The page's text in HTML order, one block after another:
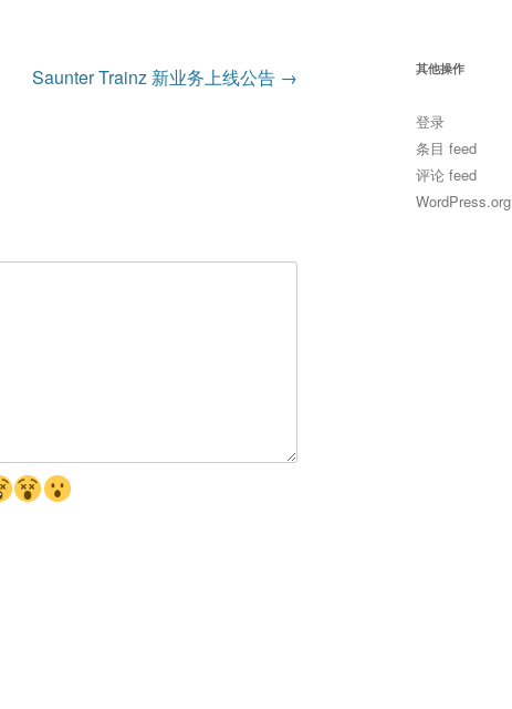
Saunter Trainz 新业务上线公告 → 其他操作
登录
条目 feed
评论 feed
WordPress.org